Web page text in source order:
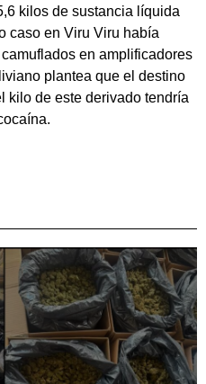
kilos de sustancia líquida
caso en Viru Viru había
en amplificadores
plantea que el destino
kilo de este derivado tendría